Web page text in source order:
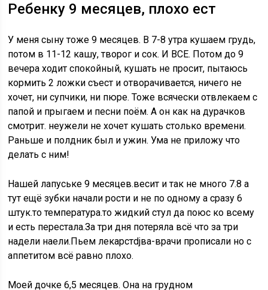
Ребенку 9 месяцев, плохо ест
У меня сыну тоже 9 месяцев. В 7-8 утра кушаем грудь,
потом в 11-12 кашу, творог и сок. И ВСЕ. Потом до 9
вечера ходит спокойный, кушать не просит, пытаюсь
кормить 2 ложки съест и отворачивается, ничего не
хочет, ни супчики, ни пюре. Тоже всячески отвлекаем с
папой и прыгаем и песни поём. А он как на дурачков
смотрит. неужели не хочет кушать столько времени.
Раньше и полдник был и ужин. Ума не приложу что
делать с ним!
Нашей лапуське 9 месяцев.весит и так не много 7.8 а
тут ещё зубки начали рости и не по одному а сразу 6
штук.то температура.то жидкий стул да поюс ко всему
и есть перестала.За три дня потеряла всё что за три
надели наели.Пьем лекарстdjва-врачи прописали но с
аппетитом всё равно плохо.
Моей дочке 6,5 месяцев. Она на грудном